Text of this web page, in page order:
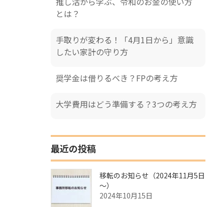
とは？
手取りが変わる！「4月1日から」意識
したい家計の守り方
奨学金は借りるべき？FPの考え方
大学費用はどう準備する？3つの考え方
最近の投稿
移転のお知らせ（2024年11月5日
～）
2024年10月15日